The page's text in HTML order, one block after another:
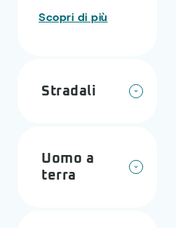
Scopri di più
Stradali
Uomo a
terra